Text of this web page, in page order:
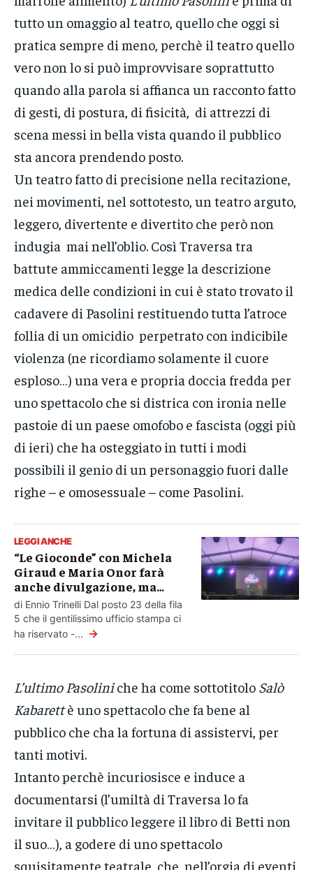
tutto un omaggio al teatro, quello che oggi si
pratica sempre di meno, perchè il teatro quello
vero non lo si può improvvisare soprattutto
quando alla parola si affianca un racconto fatto
di gesti, di postura, di fisicità, di attrezzi di
scena messi in bella vista quando il pubblico
sta ancora prendendo posto.
Un teatro fatto di precisione nella recitazione,
nei movimenti, nel sottotesto, un teatro arguto,
leggero, divertente e divertito che però non
indugia mai nell’oblio. Così Traversa tra
battute ammiccamenti legge la descrizione
medica delle condizioni in cui è stato trovato il
cadavere di Pasolini restituendo tutta l’atroce
follia di un omicidio perpetrato con indicibile
violenza (ne ricordiamo solamente il cuore
esploso…) una vera e propria doccia fredda per
uno spettacolo che si districa con ironia nelle
pastoie di un paese omofobo e fascista (oggi più
di ieri) che ha osteggiato in tutti i modi
possibili il genio di un personaggio fuori dalle
righe – e omosessuale – come Pasolini.
LEGGI ANCHE
“Le Gioconde” con Michela
Giraud e Maria Onor farà
anche divulgazione, ma…
di Ennio Trinelli Dal posto 23 della fila
5 che il gentilissimo ufficio stampa ci
ha riservato -... →
L’ultimo Pasoliniche ha come sottotitolo Salò
Kabarettè uno spettacolo che fa bene al
pubblico che cha la fortuna di assistervi, per
tanti motivi.
Intanto perchè incuriosisce e induce a
documentarsi (l’umiltà di Traversa lo fa
invitare il pubblico leggere il libro di Betti non
il suo…), a godere di uno spettacolo
squisitamente teatrale, che, nell’orgia di eventi